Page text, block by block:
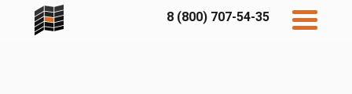
8 (800) 707-54-35